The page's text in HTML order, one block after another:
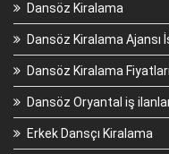
Dansöz Kiralama
Dansöz Kiralama Ajansı
Dansöz Kiralama Fiyatları
Dansöz Oryantal iş
Erkek Dansçı Kiralama